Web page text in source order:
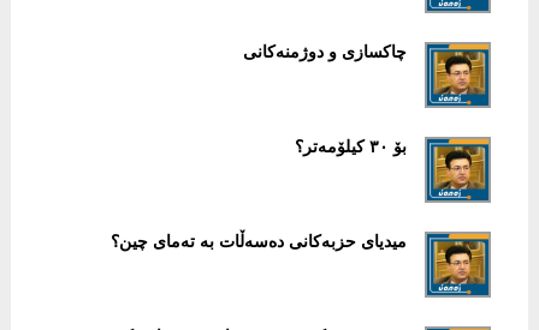
چاكسازی و دوژمنەكانی
بۆ ٣٠ کیلۆمەتر؟
میدیای حزبەکانی دەسەڵات بە تەمای چین؟